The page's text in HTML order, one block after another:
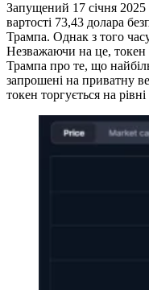
Запущений 17 січня 2025
вартості 73,43 долара
Трампа. Однак з того
Незважаючи на це, токен
Трампа про те, що
запрошені на приватну
токен торгується на